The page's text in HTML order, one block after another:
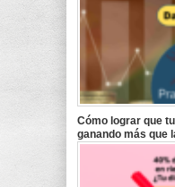
Cómo lograr que
ganando más que